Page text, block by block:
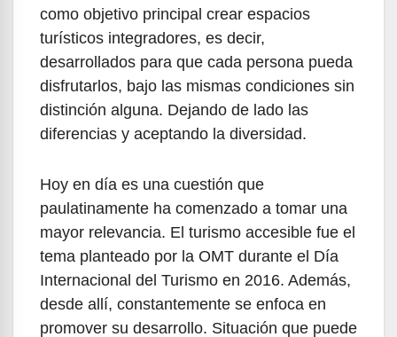
como objetivo principal crear espacios
turísticos integradores, es decir,
desarrollados para que cada persona pueda
disfrutarlos, bajo las mismas condiciones sin
distinción alguna. Dejando de lado las
diferencias y aceptando la diversidad.
Hoy en día es una cuestión que
paulatinamente ha comenzado a tomar una
mayor relevancia. El turismo accesible fue el
tema planteado por la OMT durante el Día
Internacional del Turismo en 2016. Además,
desde allí, constantemente se enfoca en
promover su desarrollo. Situación que puede